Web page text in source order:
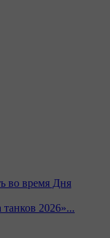
во время Дня
2026»...